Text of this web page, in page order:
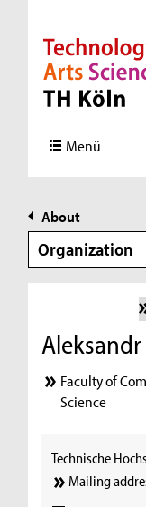
Direkt zur
Direkt zur
Direkt zum Inhalt
Direkt zum
Menü
About
Organization
Faculty of
Science
Technische
Mailing